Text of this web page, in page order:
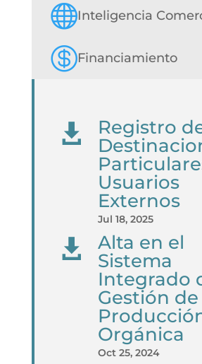
ㅤInteligencia
ㅤFinanciamiento

Registro
Usuarios
Externos
Jul 18, 2025

Alta en el
Sistema
Integrado
Gestión de
Orgánica
Oct 25, 2024